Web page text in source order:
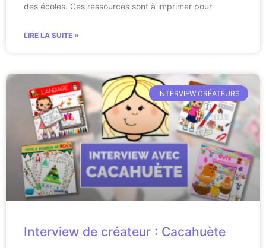
des écoles. Ces ressources sont à imprimer pour
LIRE LA SUITE »
INTERVIEW CRÉATEURS
Interview de créateur : Cacahuète